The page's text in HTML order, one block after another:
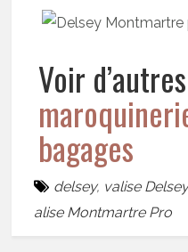
Voir
bagages
delsey, valise
alise Montmartre Pro